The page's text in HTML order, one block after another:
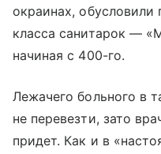
окраинах, обусловили
класса санитарок —
начиная с 400-го.
Лежачего больного в
не перевезти, зато
придет. Как и в